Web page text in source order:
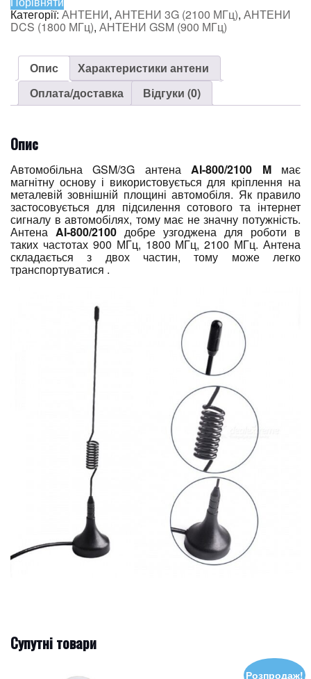
Категорії:АНТЕНИ, АНТЕНИ 3G (2100 МГц), АНТЕНИ
DCS (1800 МГц), АНТЕНИ GSM (900 МГц)
Опис
Характеристики антени
Оплата/доставка
Відгуки (0)
Опис
Автомобільна GSM/3G антенаAI-800/2100 Mмає
магнітну основу і використовується для кріплення на
металевій зовнішній площині автомобіля. Як правило
застосовується для підсилення сотового та інтернет
сигналу в автомобілях, тому має не значну потужність.
Антена AI-800/2100 добре узгоджена для роботи в
таких частотах 900 МГц, 1800 МГц, 2100 МГц. Антена
складається з двох частин, тому може легко
транспортуватися .
Супутні товари
Розпродаж!